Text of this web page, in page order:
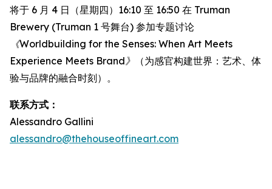
将于 6 月 4 日（星期四）16:10 至 16:50 在 Truman
Brewery (Truman 1 号舞台) 参加专题讨论
《Worldbuilding for the Senses: When Art Meets
Experience Meets Brand》
（为感官构建世界：艺术、体
验与品牌的融合时刻）。
联系方式：
Alessandro Gallini
alessandro@thehouseoffineart.com